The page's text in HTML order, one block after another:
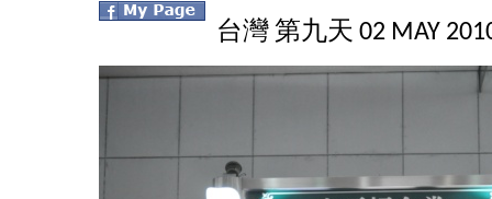
台灣 第九天 02 MAY